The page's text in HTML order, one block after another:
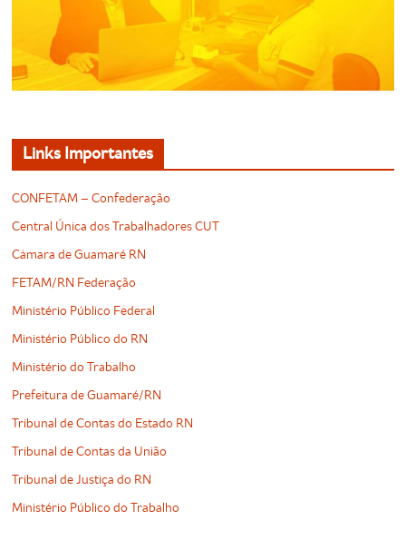
Links Importantes
CONFETAM – Confederação
Central Única dos Trabalhadores CUT
Câmara de Guamaré RN
FETAM/RN Federação
Ministério Público Federal
Ministério Público do RN
Ministério do Trabalho
Prefeitura de Guamaré/RN
Tribunal de Contas do Estado RN
Tribunal de Contas da União
Tribunal de Justiça do RN
Ministério Público do Trabalho